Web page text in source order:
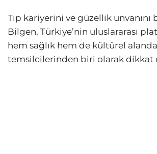
Tıp kariyerini ve güzellik
Bilgen, Türkiye’nin uluslararası
hem sağlık hem de kültürel alanda
temsilcilerinden biri olarak dikkat